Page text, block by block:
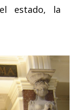
estado, la